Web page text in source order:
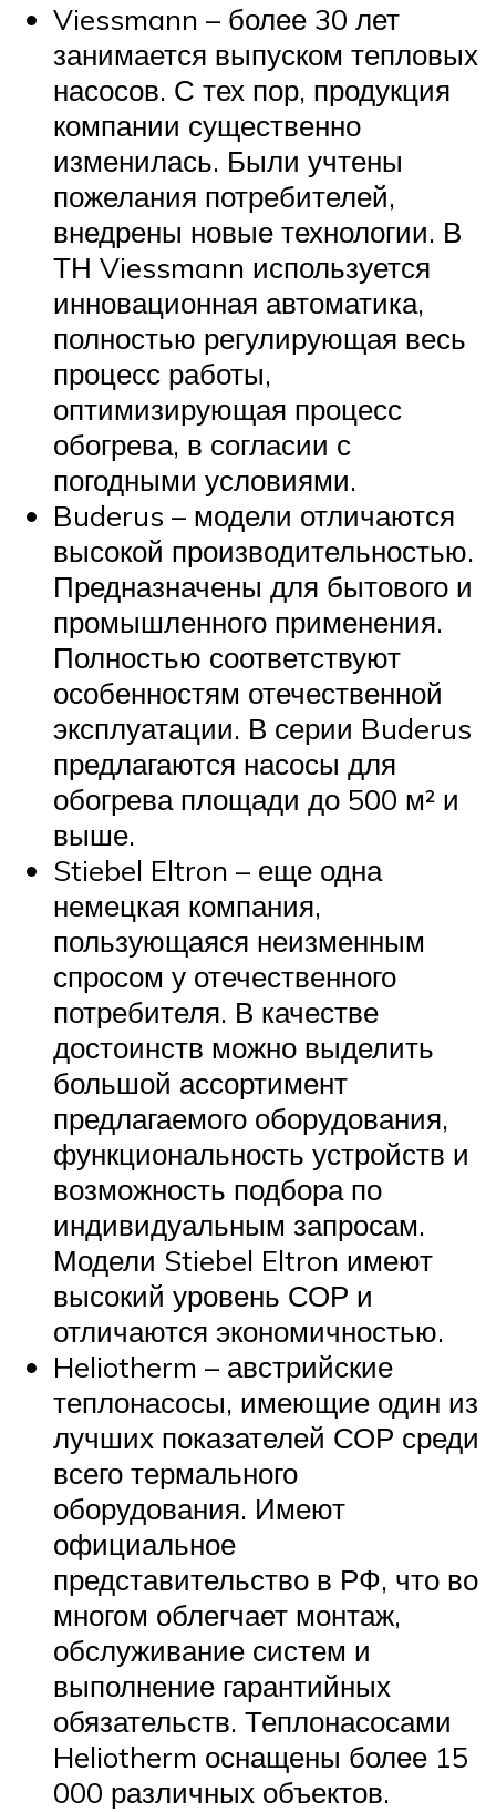
Viessmann – более 30 лет
занимается выпуском тепловых
насосов. С тех пор, продукция
компании существенно
изменилась. Были учтены
пожелания потребителей,
внедрены новые технологии. В
ТН Viessmann используется
инновационная автоматика,
полностью регулирующая весь
процесс работы,
оптимизирующая процесс
обогрева, в согласии с
погодными условиями.
Buderus – модели отличаются
высокой производительностью.
Предназначены для бытового и
промышленного применения.
Полностью соответствуют
особенностям отечественной
эксплуатации. В серии Buderus
предлагаются насосы для
обогрева площади до 500 м² и
выше.
Stiebel Eltron – еще одна
немецкая компания,
пользующаяся неизменным
спросом у отечественного
потребителя. В качестве
достоинств можно выделить
большой ассортимент
предлагаемого оборудования,
функциональность устройств и
возможность подбора по
индивидуальным запросам.
Модели Stiebel Eltron имеют
высокий уровень СОР и
отличаются экономичностью.
Heliotherm – австрийские
теплонасосы, имеющие один из
лучших показателей СОР среди
всего термального
оборудования. Имеют
официальное
представительство в РФ, что во
многом облегчает монтаж,
обслуживание систем и
выполнение гарантийных
обязательств. Теплонасосами
Heliotherm оснащены более 15
000 различных объектов.